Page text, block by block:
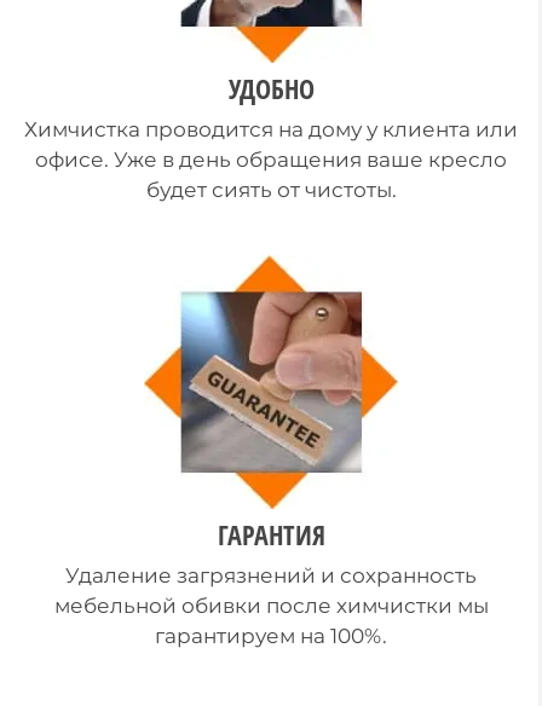
УДОБНО
Химчистка проводится на дому у клиента или
офисе. Уже в день обращения ваше кресло
будет сиять от чистоты.
ГАРАНТИЯ
Удаление загрязнений и сохранность
мебельной обивки после химчистки мы
гарантируем на 100%.